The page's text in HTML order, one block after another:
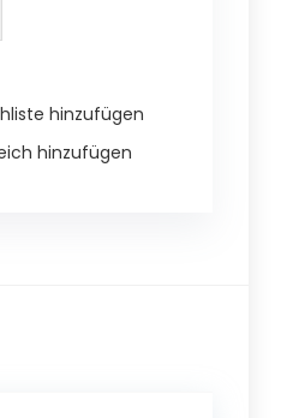
hinzufügen
hinzufügen